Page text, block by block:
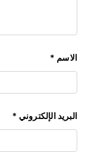
الاسم *
البريد الإلكتروني *